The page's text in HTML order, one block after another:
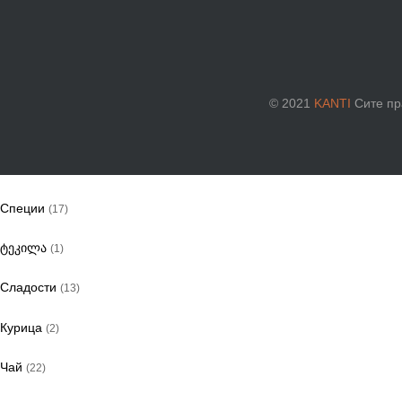
Специи (17)
ტეკილა (1)
Сладости (13)
Курица (2)
Чай (22)
© 2021 KANTI Сите